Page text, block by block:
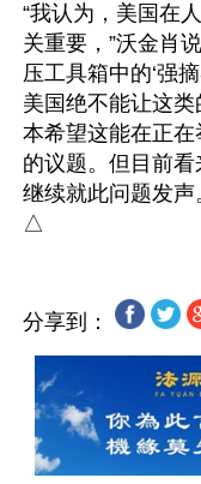
“我认为，美国在
关重要，”沃金肖
压工具箱中的‘强
美国绝不能让这
本希望这能在正
的议题。但目前
继续就此问题发声
分享到：